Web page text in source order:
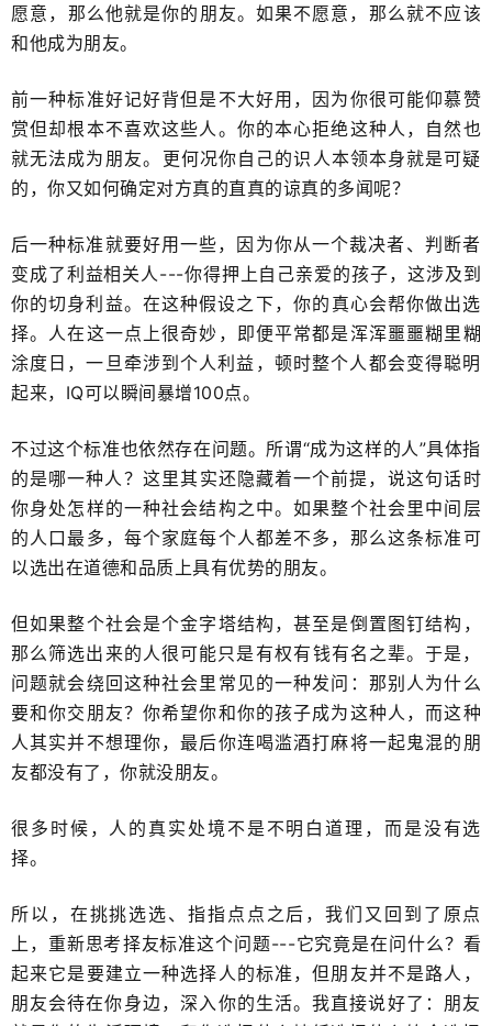
愿意，​那么他就是你的朋友。如果不愿意，​那么就不应该
和他成为朋友。
前一种标准好记好背但是不大好用，因为你很可能仰慕赞
赏但却根本不喜欢这些人。你的本心拒绝这种人，自然也
就无法成为朋友​。更何况你自己的识人本领本身就是可疑
的，你又如何确定对方真的直真的谅真的多闻​呢？
后一种标准就要好用一些，因为你从一个裁决者、判断者​
变成了利益相关人---你得押上自己亲爱的孩子，​这涉及到
你的切身利益。在这种假设之下，你的​真心会帮你做出选
择。人在这一点上很奇妙，即便平常都是浑浑噩噩糊里糊
涂度日，一旦牵涉到个人利益，顿时整个人​都会变得聪明
起来，IQ可以瞬间​暴增100点。
​不过这个标准也依然存在问题。所谓“成为这样的人”​具体指
的是哪一种人？​这里其实还隐藏着一个前提，​说这句话时
你身处怎样的一种社会结构之中。如果整个社会里中间层
的人口最多，每个家庭每个人都差不多，那么这条标准可
以选出在道德和品质上​具有优势的朋友。
但如果整个社会是个金字塔结构，甚至是倒置图钉结构，
那么筛选出来的人很可能只是​有权有钱有名之辈。于是，
问题就会绕回这种社会里常见的一种发问：那别人为什么
要和你交朋友？你希望你和你的孩子成为这种人，而这种
人其实并不想理你，最后你连喝滥酒打麻将一起鬼混的朋
友都没有了，你就没朋友。
很多时候，人的真实处境不是不明白道理，而是没有选
择。
所以，在挑挑选选、指指点点之后，我们又回到了原点
上，重新思考​择友标准这个问题---它究竟是在问什么？看
起来它是要建立一种选择人的标准，但朋友并不是路人，
朋友会待在你身边，深入​你的生活。我直接说好了：朋友​